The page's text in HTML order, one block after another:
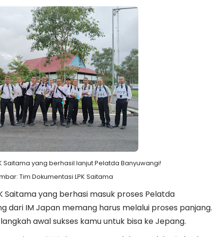
Saitama yang berhasil lanjut Pelatda Banyuwangi!
Tim Dokumentasi LPK Saitama
Saitama yang berhasi masuk proses Pelatda
dari IM Japan memang harus melalui proses panjang.
awal sukses kamu untuk bisa ke Jepang.